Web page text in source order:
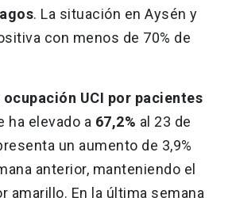
. La situación en Aysén y
con menos de 70% de
ocupación UCI por pacientes
ha elevado a 67,2% al 23 de
un aumento de 3,9%
anterior, manteniendo el
amarillo. En la última semana